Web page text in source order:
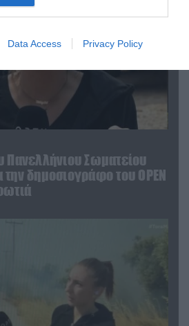
Data Access Privacy Policy
Πανελλήνιου Σωματείου
δημοσιογράφο του OPEN